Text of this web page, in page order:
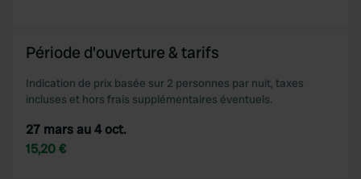
Période d'ouverture & tarifs
Indication de prix basée sur 2 personnes par nuit, taxes
incluses et hors frais supplémentaires éventuels.
27 mars au 4 oct.
15,20 €